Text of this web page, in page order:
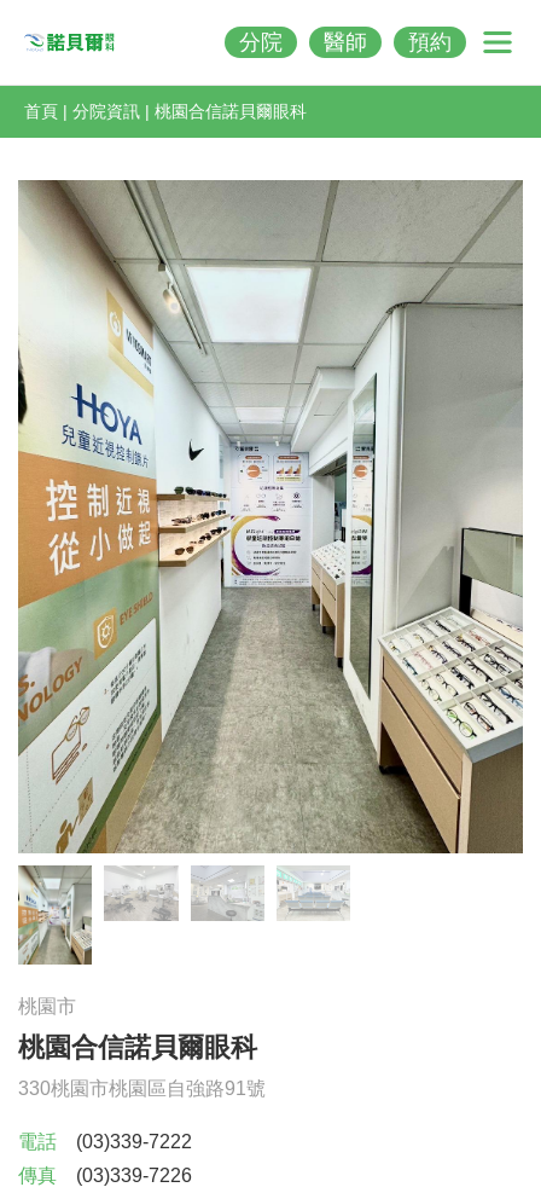
分院 醫師 預約
首頁 | 分院資訊 | 桃園合信諾貝爾眼科
桃園市
桃園合信諾貝爾眼科
330桃園市桃園區自強路91號
電話
(03)339-7222
傳真
(03)339-7226